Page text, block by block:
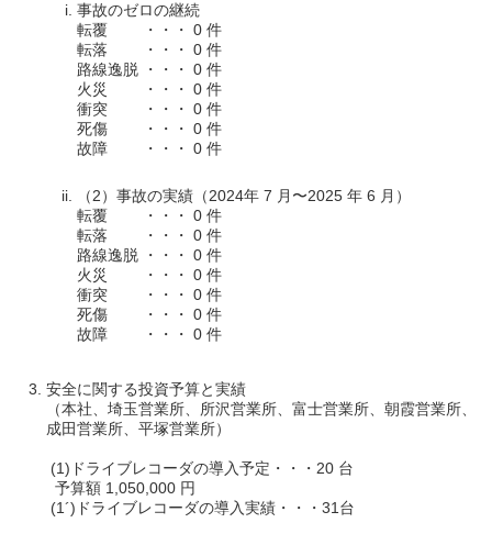
事故のゼロの継続
転覆 ・・・ 0 件
転落 ・・・ 0 件
路線逸脱 ・・・ 0 件
火災 ・・・ 0 件
衝突 ・・・ 0 件
死傷 ・・・ 0 件
故障 ・・・ 0 件
（2）事故の実績（2024年 7 月〜2025 年 6 月）
転覆 ・・・ 0 件
転落 ・・・ 0 件
路線逸脱 ・・・ 0 件
火災 ・・・ 0 件
衝突 ・・・ 0 件
死傷 ・・・ 0 件
故障 ・・・ 0 件
安全に関する投資予算と実績
（本社、埼玉営業所、所沢営業所、富士営業所、朝霞営業所、
成田営業所、平塚営業所）
(1)ドライブレコーダの導入予定・・・20 台
予算額 1,050,000 円
(1´)ドライブレコーダの導入実績・・・31台